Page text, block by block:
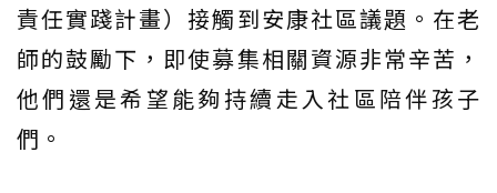
責任實踐計畫）接觸到安康社區議題。在老
師的鼓勵下，即使募集相關資源非常辛苦，
他們還是希望能夠持續走入社區陪伴孩子
們。